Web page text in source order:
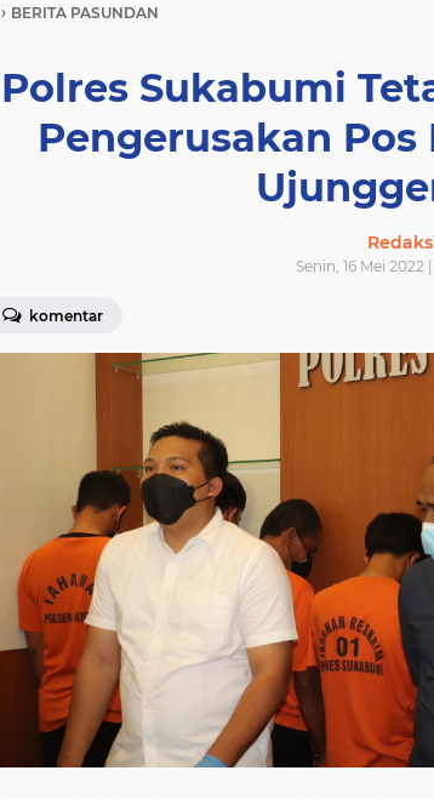
› BERITA PASUNDAN
Polres Sukabumi
Pengerusakan
Senin, 16 Mei 2022
komentar